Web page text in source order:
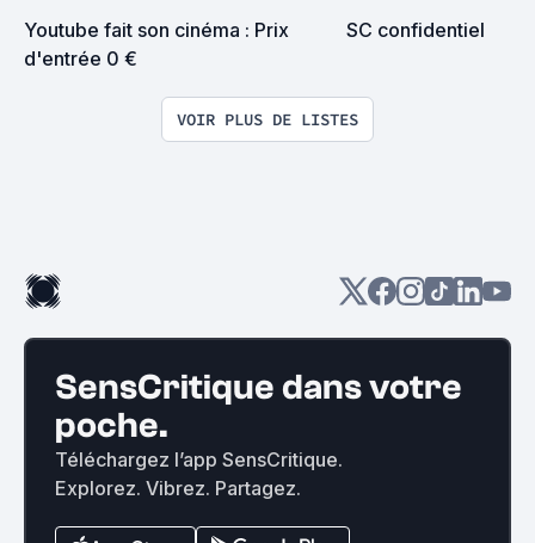
Youtube fait son cinéma : Prix
d'entrée 0 €
SC confidentiel
VOIR PLUS DE LISTES
SensCritique dans votre
poche.
Téléchargez l’app SensCritique.
Explorez. Vibrez. Partagez.